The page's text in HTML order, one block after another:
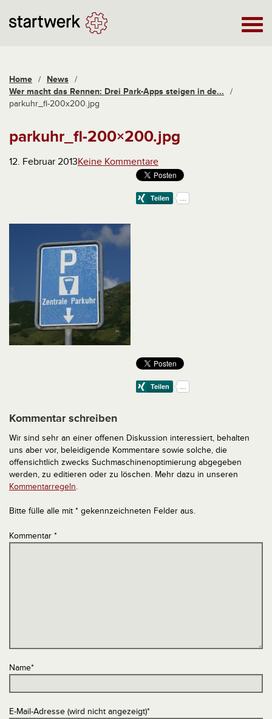
Home / News /
Wer macht das Rennen: Drei Park-Apps steigen in de...
/
parkuhr_fl-200x200.jpg
parkuhr_fl-200×200.jpg
12. Februar 2013Keine Kommentare
Kommentar schreiben
Wir sind sehr an einer offenen Diskussion interessiert, behalten
uns aber vor, beleidigende Kommentare sowie solche, die
offensichtlich zwecks Suchmaschinenoptimierung abgegeben
werden, zu editieren oder zu löschen. Mehr dazu in unseren
Kommentarregeln.
Bitte fülle alle mit * gekennzeichneten Felder aus.
Kommentar *
Name*
E-Mail-Adresse (wird nicht angezeigt)*